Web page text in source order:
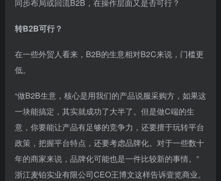
同步布局或回流B2B，在操作层面又是否可行？
转B2B可行？
在一些外贸人看来，B2B的生意相对B2C来说，门槛更
低。
“做B2B生意，核心是用我们的产品说服采购方，如果这
一块能搞定，其实就成功了大半了。但是做C端的生
意，你要能让产品有足够的竞争力，还要擅于玩转平台
政策，把握平台特点，还要考虑品牌化。对于一些数十
年的商家来说，品牌化可能也是一件比较新的事情。”
浙江麦铂实业有限公司CEO王博文这样告诉壹览商业。